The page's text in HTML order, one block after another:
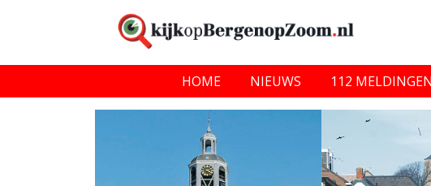
HOME NIEUWS 112 MELDINGEN